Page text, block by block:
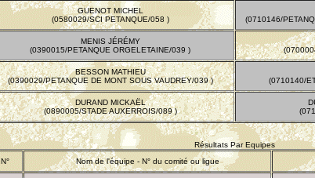
GUENOT MICHEL
(0580029/SCI PETANQUE/058 )
(0710146/
MENIS JÉRÉMY
(0390015/PETANQUE ORGELETAINE/039 )
BESSON MATHIEU
(0390029/PETANQUE DE MONT SOUS VAUDREY/039 )
(0710140/
DURAND MICKAËL
(0890005/STADE AUXERROIS/089 )
Résultats Par Equipes
N° Nom de l'équipe - N° du comité ou ligue